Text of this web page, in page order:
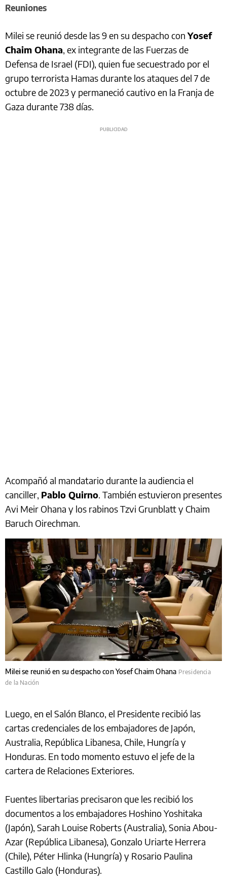
Reuniones
Milei se reunió desde las 9 en su despacho conYosef
Chaim Ohana, ex integrante de las Fuerzas de
Defensa de Israel (FDI), quien fue secuestrado por el
grupo terrorista Hamas durante los ataques del 7 de
octubre de 2023 y permaneció cautivo en la Franja de
Gaza durante 738 días.
Acompañó al mandatario durante la audiencia el
canciller, Pablo Quirno. También estuvieron presentes
Avi Meir Ohana y los rabinos Tzvi Grunblatt y Chaim
Baruch Oirechman.
Milei se reunió en su despacho con Yosef Chaim Ohana Presidencia
de la Nación
Luego, en el Salón Blanco, el Presidente recibió las
cartas credenciales de los embajadores de Japón,
Australia, República Libanesa, Chile, Hungría y
Honduras. En todo momento estuvo el jefe de la
cartera de Relaciones Exteriores.
Fuentes libertarias precisaron que les recibió los
documentos a los embajadores Hoshino Yoshitaka
(Japón), Sarah Louise Roberts (Australia), Sonia Abou-
Azar (República Libanesa), Gonzalo Uriarte Herrera
(Chile), Péter Hlinka (Hungría) y Rosario Paulina
Castillo Galo (Honduras).